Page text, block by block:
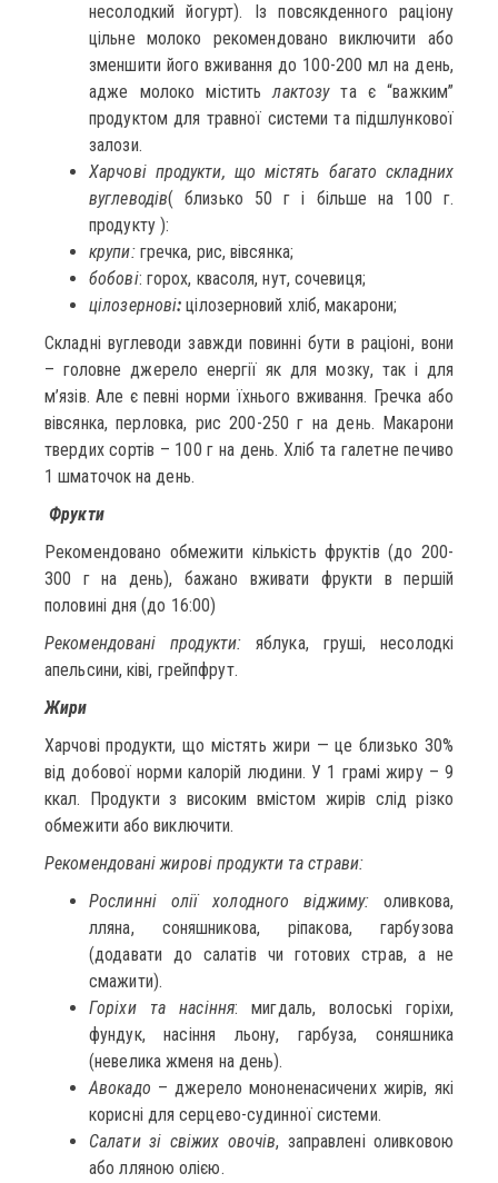
несолодкий йогурт). Із повсякденного раціону
цільне молоко рекомендовано виключити або
зменшити його вживання до 100-200 мл на день,
адже молоко міститьлактозута є “важким”
продуктом для травної системи та підшлункової
залози.
Харчові продукти, що містять багато складних
вуглеводів( близько 50 г і більше на 100 г.
продукту ):
крупи:гречка, рис, вівсянка;
бобові: горох, квасоля, нут, сочевиця;
цілозернові: цілозерновий хліб, макарони;
Складні вуглеводи завжди повинні бути в раціоні, вони
– головне джерело енергії як для мозку, так і для
м’язів. Але є певні норми їхнього вживання. Гречка або
вівсянка, перловка, рис 200-250 г на день. Макарони
твердих сортів – 100 г на день. Хліб та галетне печиво
1 шматочок на день.
Фрукти
Рекомендовано обмежити кількість фруктів (до 200-
300 г на день), бажано вживати фрукти в першій
половині дня (до 16:00)
Рекомендовані продукти: яблука, груші, несолодкі
апельсини, ківі, грейпфрут.
Жири
Харчові продукти, що містять жири — це близько 30%
від добової норми калорій людини. У 1 грамі жиру – 9
ккал. Продукти з високим вмістом жирів слід різко
обмежити або виключити.
Рекомендовані жирові продукти та страви:
Рослинні олії холодного віджиму: оливкова,
лляна, соняшникова, ріпакова, гарбузова
(додавати до салатів чи готових страв, а не
смажити).
Горіхи та насіння: мигдаль, волоські горіхи,
фундук, насіння льону, гарбуза, соняшника
(невелика жменя на день).
Авокадо – джерело мононенасичених жирів, які
корисні для серцево-судинної системи.
Салати зі свіжих овочів, заправлені оливковою
або лляною олією.